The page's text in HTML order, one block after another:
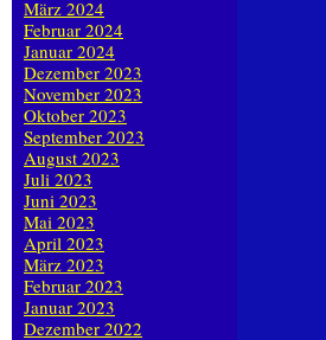
März 2024
Februar 2024
Januar 2024
Dezember 2023
November 2023
Oktober 2023
September 2023
August 2023
Juli 2023
Juni 2023
Mai 2023
April 2023
März 2023
Februar 2023
Januar 2023
Dezember 2022